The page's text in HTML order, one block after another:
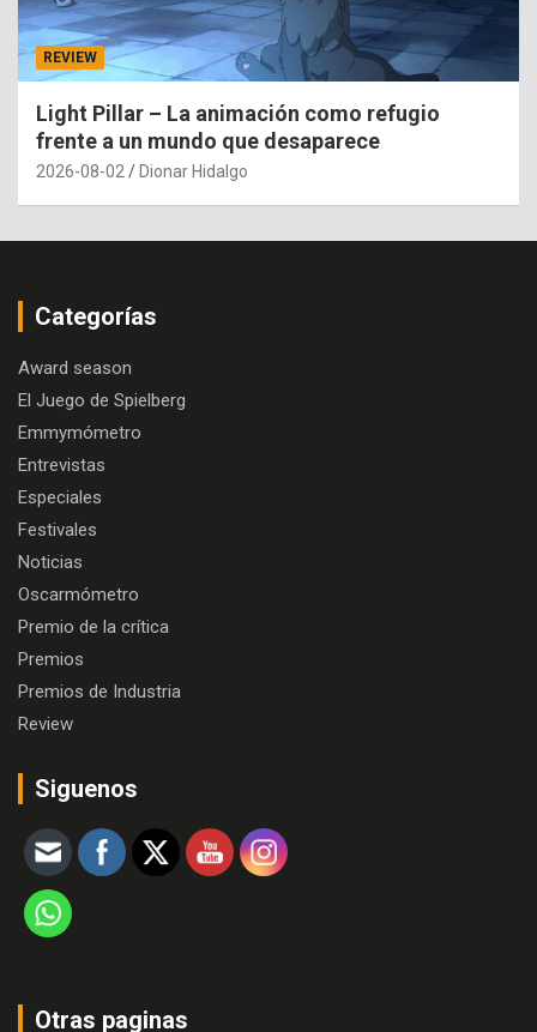
REVIEW
Light Pillar – La animación como refugio
frente a un mundo que desaparece
2026-08-02 Dionar Hidalgo
Categorías
Award season
El Juego de Spielberg
Emmymómetro
Entrevistas
Especiales
Festivales
Noticias
Oscarmómetro
Premio de la crítica
Premios
Premios de Industria
Review
Siguenos
Otras paginas